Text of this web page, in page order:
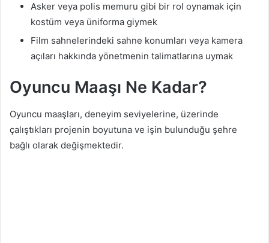
Asker veya polis memuru gibi bir rol oynamak için
kostüm veya üniforma giymek
Film sahnelerindeki sahne konumları veya kamera
açıları hakkında yönetmenin talimatlarına uymak
Oyuncu Maaşı Ne Kadar?
Oyuncu maaşları, deneyim seviyelerine, üzerinde
çalıştıkları projenin boyutuna ve işin bulunduğu şehre
bağlı olarak değişmektedir.